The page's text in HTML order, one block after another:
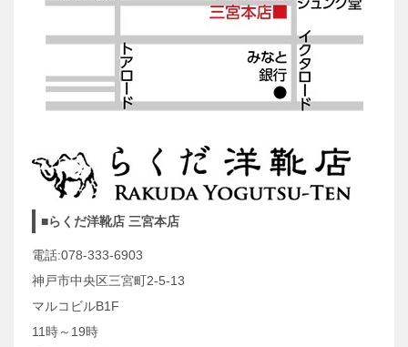
■らくだ洋靴店 三宮本店
電話:078-333-6903
神戸市中央区三宮町2-5-13
マルコビルB1F
11時～19時